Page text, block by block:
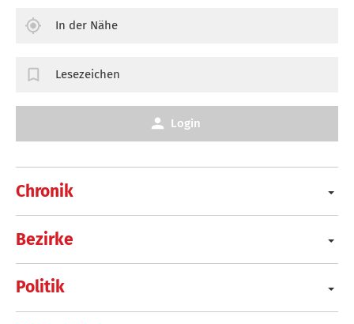
Chronik
Bezirke
Politik
In der Nähe
Lesezeichen
Login